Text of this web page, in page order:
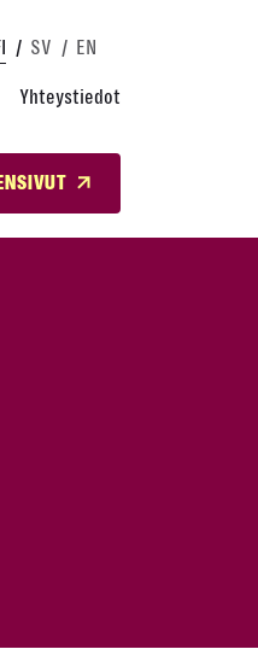
SV EN
Yhteystiedot